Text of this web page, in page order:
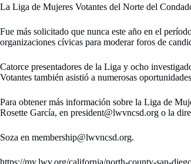
La Liga de Mujeres Votantes del Norte del
Fue más solicitado que nunca este año en el
organizaciones cívicas para moderar foros de
Catorce presentadores de la Liga y ocho
Votantes también asistió a numerosas
Para obtener más información sobre la Liga de
Rosette García, en president@lwvncsd.org o la
Soza en membership@lwvncsd.org.
https://my.lwv.org/california/north-county-san-